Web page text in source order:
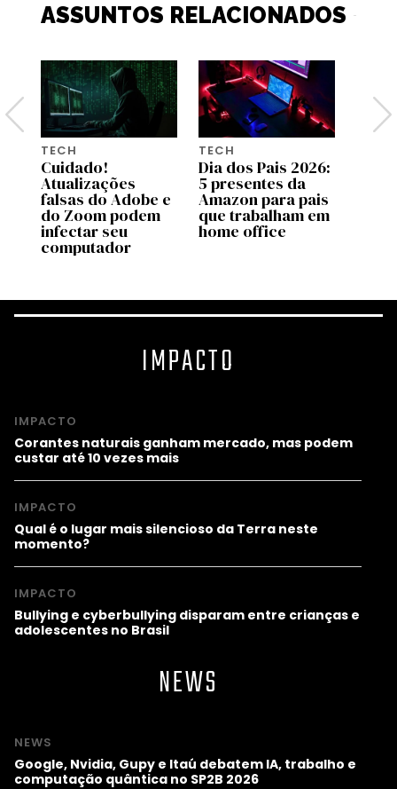
ASSUNTOS RELACIONADOS
TECH
Cuidado!
Atualizações
falsas do Adobe e
do Zoom podem
infectar seu
computador
TECH
Dia dos Pais 2026:
5 presentes da
Amazon para pais
que trabalham em
home office
IMPACTO
IMPACTO
Corantes naturais ganham mercado, mas podem
custar até 10 vezes mais
IMPACTO
Qual é o lugar mais silencioso da Terra neste
momento?
IMPACTO
Bullying e cyberbullying disparam entre crianças e
adolescentes no Brasil
NEWS
NEWS
Google, Nvidia, Gupy e Itaú debatem IA, trabalho e
computação quântica no SP2B 2026